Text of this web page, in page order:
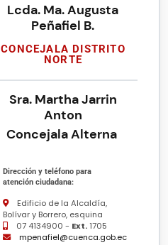
Lcda. Ma. Augusta
Peñafiel B.
CONCEJALA DISTRITO
NORTE
Sra. Martha Jarrin
Anton
Concejala Alterna
Dirección y teléfono para
atención ciudadana:
Edificio de la Alcaldía,
Bolívar y Borrero, esquina
07 4134900 - Ext.1705
mpenafiel@cuenca.gob.ec